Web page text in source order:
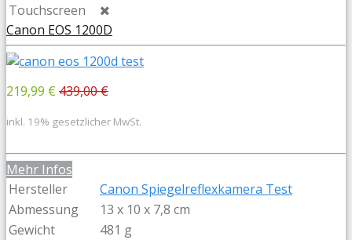
Touchscreen
Canon EOS 1200D
219,99 € 439,00 €
inkl. 19% gesetzlicher MwSt.
Mehr Infos
Hersteller
Canon Spiegelreflexkamera Test
Abmessung
13 x 10 x 7,8 cm
Gewicht
481 g